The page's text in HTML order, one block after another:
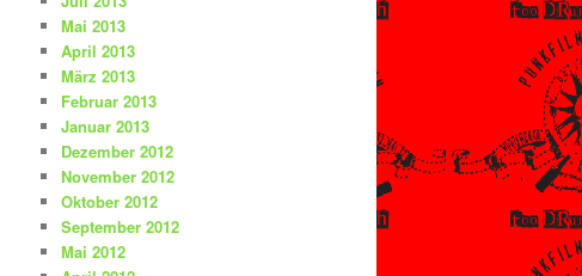
Mai 2013
April 2013
März 2013
Februar 2013
Januar 2013
Dezember 2012
November 2012
Oktober 2012
September 2012
Mai 2012